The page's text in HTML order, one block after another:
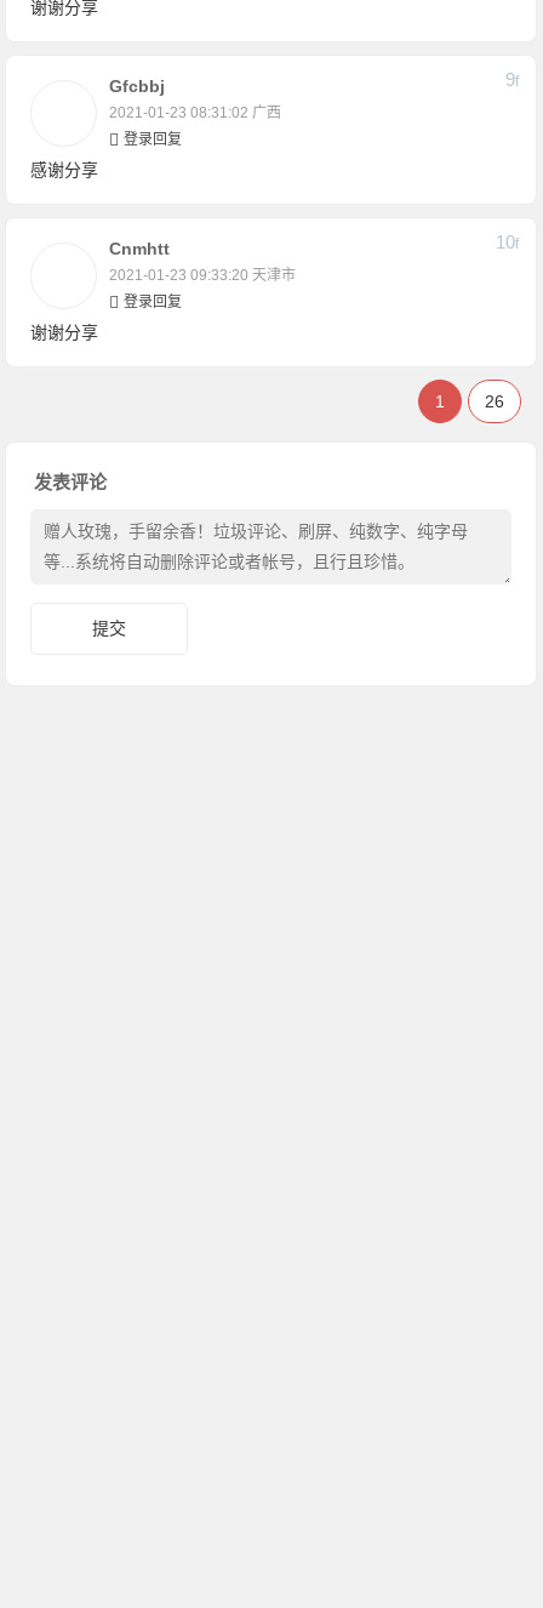
谢谢分享
Gfcbbj
2021-01-23 08:31:02 广西
9F
登录回复
感谢分享
Cnmhtt
2021-01-23 09:33:20 天津市
10F
登录回复
谢谢分享
1 26
发表评论